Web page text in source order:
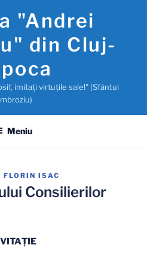
"Andrei
din Cluj-
imitaţi virtuţile sale!" (Sfântul
Meniu
FLORIN ISAC
Consilierilor